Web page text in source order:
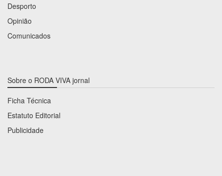
Desporto
Opinião
Comunicados
Sobre o RODA VIVA jornal
Ficha Técnica
Estatuto Editorial
Publicidade